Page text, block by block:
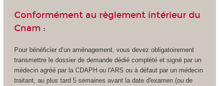
Conformément au règlement intérieur du
Cnam :
Pour bénéficier d’un aménagement, vous devez obligatoirement
transmettre le dossier de demande dédié complété et signé par un
médecin agréé par la CDAPH ou l'ARS ou à défaut par un médecin
traitant, au plus tard 5 semaines avant la date d'examen (ou de